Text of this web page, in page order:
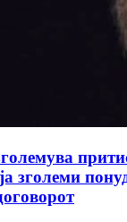
зголеми